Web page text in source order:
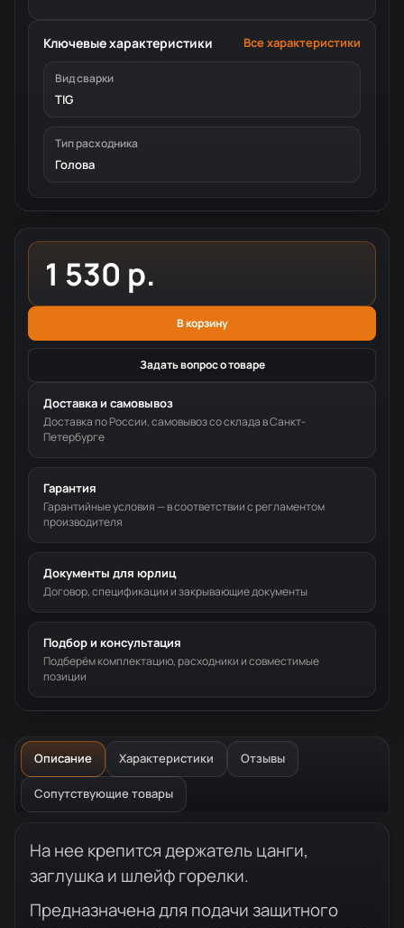
Ключевые характеристики Все характеристики
Вид сварки
TIG
Тип расходника
Голова
1 530 р.
В корзину
Задать вопрос о товаре
Доставка и самовывоз
Доставка по России, самовывоз со склада в Санкт-
Петербурге
Гарантия
Гарантийные условия — в соответствии с регламентом
производителя
Документы для юрлиц
Договор, спецификации и закрывающие документы
Подбор и консультация
Подберём комплектацию, расходники и совместимые
позиции
Описание Характеристики Отзывы
Сопутствующие товары
Описание товара
На нее крепится держатель цанги,
заглушка и шлейф горелки.
Предназначена для подачи защитного